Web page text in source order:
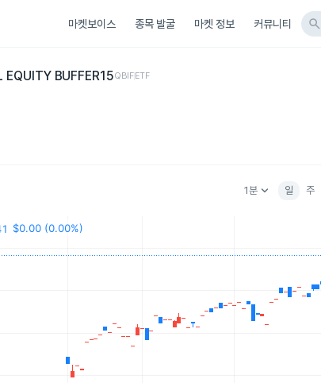
마켓보이스 종목 발굴 마켓 정보 커뮤니티 search
BUFFER15QBIFETF
1분keyboard_arrow_down 일 주